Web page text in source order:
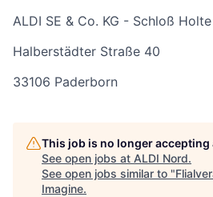
ALDI SE & Co. KG - Schloß Holte
Halberstädter Straße 40
33106 Paderborn
This job is no longer
See open jobs at ALDI Nord.
See open jobs similar to "
Imagine.